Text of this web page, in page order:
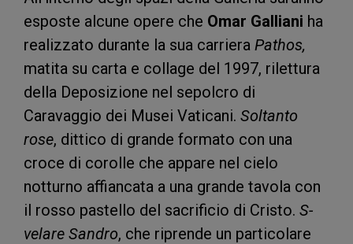
esposte alcune opere che Omar Galliani ha
realizzato durante la sua carriera Pathos,
matita su carta e collage del 1997, rilettura
della Deposizione nel sepolcro di
Caravaggio dei Musei Vaticani. Soltanto
rose, dittico di grande formato con una
croce di corolle che appare nel cielo
notturno affiancata a una grande tavola con
il rosso pastello del sacrificio di Cristo. S-
velare Sandro, che riprende un particolare